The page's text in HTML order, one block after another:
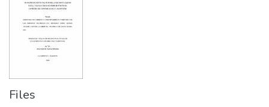
Files